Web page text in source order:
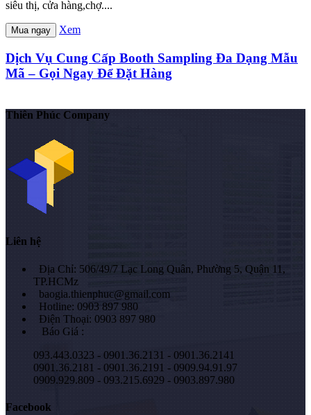
siêu thị, cửa hàng,chợ....
Mua ngay Xem
Dịch Vụ Cung Cấp Booth Sampling Đa Dạng Mẫu
Mã – Gọi Ngay Để Đặt Hàng
Thiên Phúc Company
Liên hệ
Địa Chỉ: 506/49/7 Lạc Long Quân, Phường 5, Quận 11,
TP.HCMz
baogia.thienphuc@gmail.com
Hotline: 0903 897 980
Điện Thoại: 0903 897 980
Báo Giá :
093.443.0323 - 0901.36.2131 - 0901.36.2141
0901.36.2181 - 0901.36.2191 - 0909.94.91.97
0909.929.809 - 093.215.6929 - 0903.897.980
Facebook